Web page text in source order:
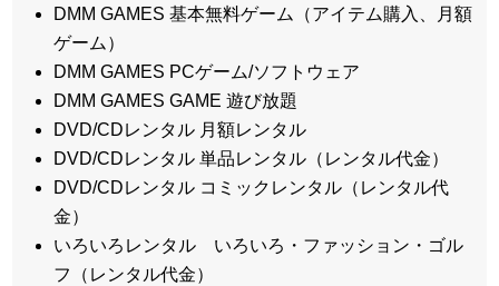
DMM GAMES 基本無料ゲーム（アイテム購入、月額
ゲーム）
DMM GAMES PCゲーム/ソフトウェア
DMM GAMES GAME 遊び放題
DVD/CDレンタル 月額レンタル
DVD/CDレンタル 単品レンタル（レンタル代金）
DVD/CDレンタル コミックレンタル（レンタル代
金）
いろいろレンタル いろいろ・ファッション・ゴル
フ（レンタル代金）